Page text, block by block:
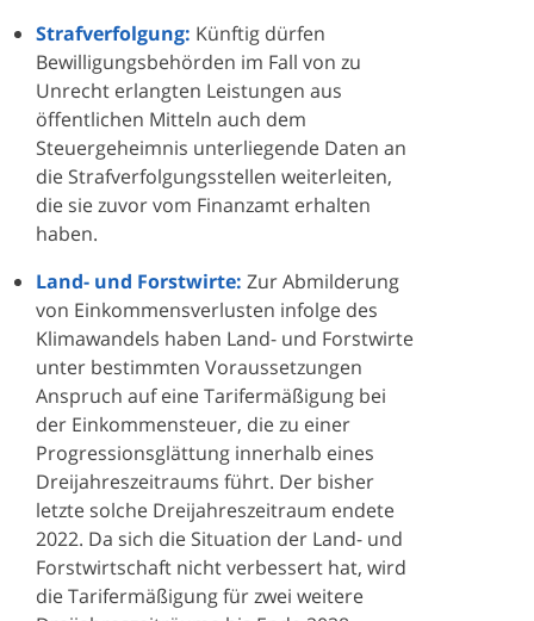
Strafverfolgung: Künftig dürfen
Bewilligungsbehörden im Fall von zu
Unrecht erlangten Leistungen aus
öffentlichen Mitteln auch dem
Steuergeheimnis unterliegende Daten an
die Strafverfolgungsstellen weiterleiten,
die sie zuvor vom Finanzamt erhalten
haben.
Land- und Forstwirte: Zur Abmilderung
von Einkommensverlusten infolge des
Klimawandels haben Land- und Forstwirte
unter bestimmten Voraussetzungen
Anspruch auf eine Tarifermäßigung bei
der Einkommensteuer, die zu einer
Progressionsglättung innerhalb eines
Dreijahreszeitraums führt. Der bisher
letzte solche Dreijahreszeitraum endete
2022. Da sich die Situation der Land- und
Forstwirtschaft nicht verbessert hat, wird
die Tarifermäßigung für zwei weitere